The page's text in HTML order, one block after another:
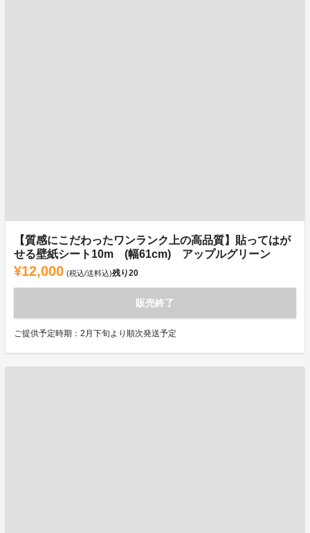
【質感にこだわったワンランク上の高品質】貼ってはが
せる壁紙シート10m (幅61cm) アップルグリーン
¥12,000 (税込/送料込)残り20
販売終了
ご提供予定時期：2月下旬より順次発送予定